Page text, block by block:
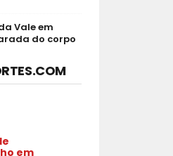
Vale em
do corpo
em